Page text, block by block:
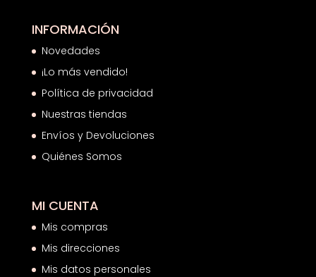
INFORMACIÓN
Novedades
¡Lo más vendido!
Política de privacidad
Nuestras tiendas
Envíos y Devoluciones
Quiénes Somos
MI CUENTA
Mis compras
Mis direcciones
Mis datos personales